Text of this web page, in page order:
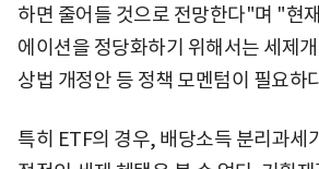
하면 줄어들 것으로 전망한다"며 "현
에이션을 정당화하기 위해서는 세제
상법 개정안 등 정책 모멘텀이 필요하
특히 ETF의 경우, 배당소득 분리과세